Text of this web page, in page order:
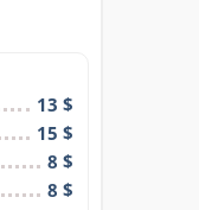
13 $
15 $
8 $
8 $